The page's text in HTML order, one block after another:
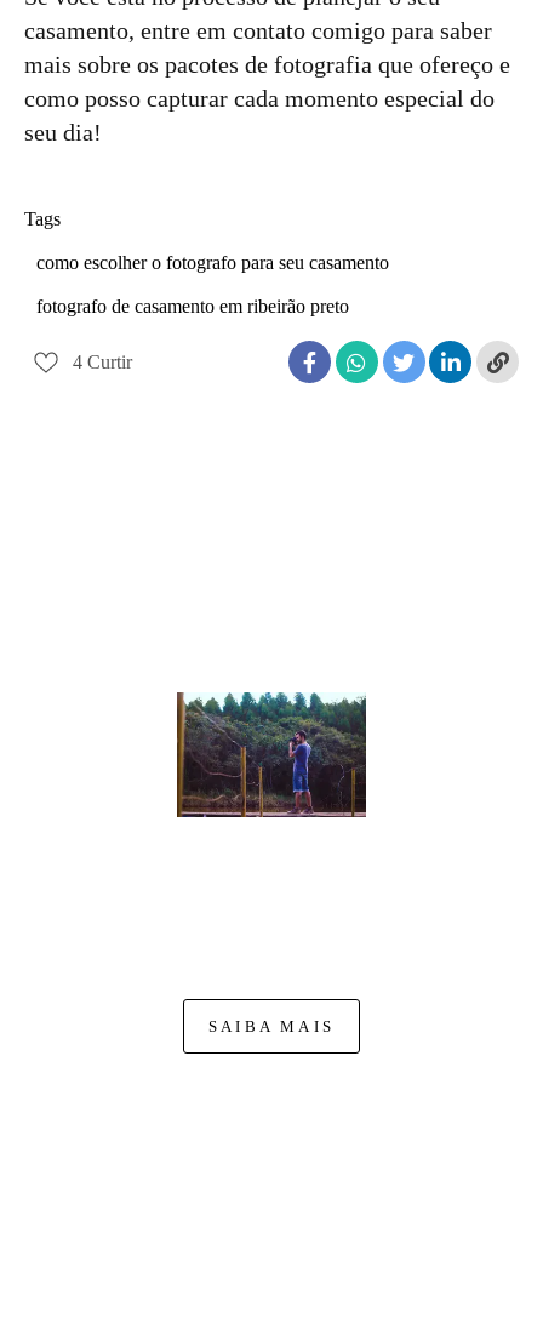
casamento, entre em contato comigo para saber
mais sobre os pacotes de fotografia que ofereço e
como posso capturar cada momento especial do
seu dia!
Tags
como escolher o fotografo para seu casamento
fotografo de casamento em ribeirão preto
4 Curtir
SAIBA MAIS